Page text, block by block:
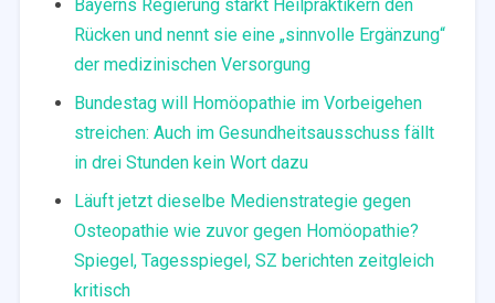
Bayerns Regierung stärkt Heilpraktikern den
Rücken und nennt sie eine „sinnvolle Ergänzung“
der medizinischen Versorgung
Bundestag will Homöopathie im Vorbeigehen
streichen: Auch im Gesundheitsausschuss fällt
in drei Stunden kein Wort dazu
Läuft jetzt dieselbe Medienstrategie gegen
Osteopathie wie zuvor gegen Homöopathie?
Spiegel, Tagesspiegel, SZ berichten zeitgleich
kritisch